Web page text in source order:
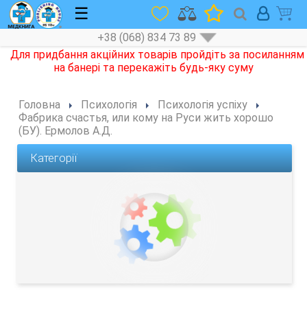
☰
+38 (068) 834 73 89
Головна Психологія
Психологія успіху
Фабрика счастья, или кому на Руси жить хорошо
(БУ). Ермолов А.Д.
Категорії